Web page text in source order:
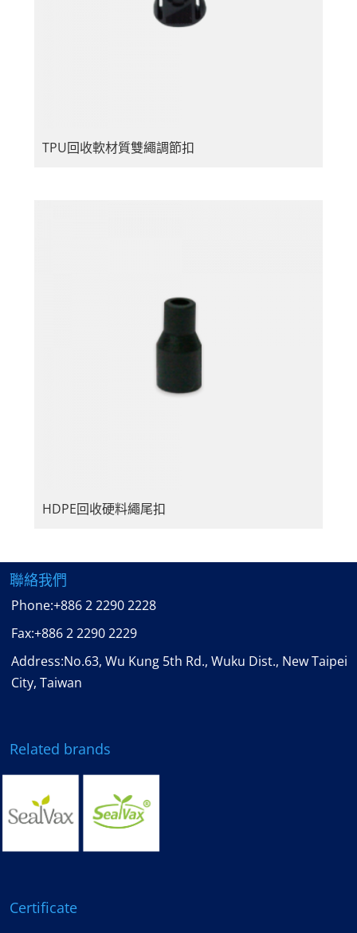
TPU回收軟材質雙繩調節扣
HDPE回收硬料繩尾扣
聯絡我們
Phone:+886 2 2290 2228
Fax:+886 2 2290 2229
Address:No.63, Wu Kung 5th Rd., Wuku Dist., New Taipei
City, Taiwan
Related brands
Certificate